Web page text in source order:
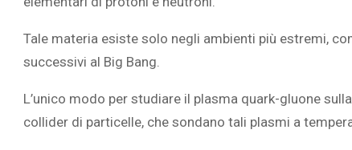
Tale materia esiste solo negli ambienti più estremi,
successivi al Big Bang.
L’unico modo per studiare il plasma quark-gluone
collider di particelle, che sondano tali plasmi a